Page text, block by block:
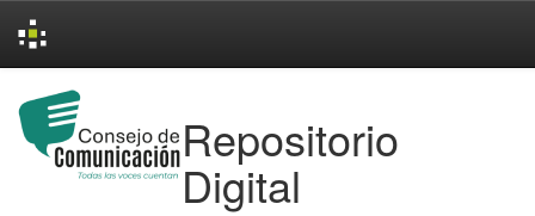
navigation
Repositorio
Digital